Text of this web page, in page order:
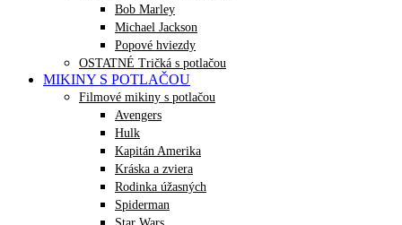
Bob Marley
Michael Jackson
Popové hviezdy
OSTATNÉ Tričká s potlačou
MIKINY S POTLAČOU
Filmové mikiny s potlačou
Avengers
Hulk
Kapitán Amerika
Kráska a zviera
Rodinka úžasných
Spiderman